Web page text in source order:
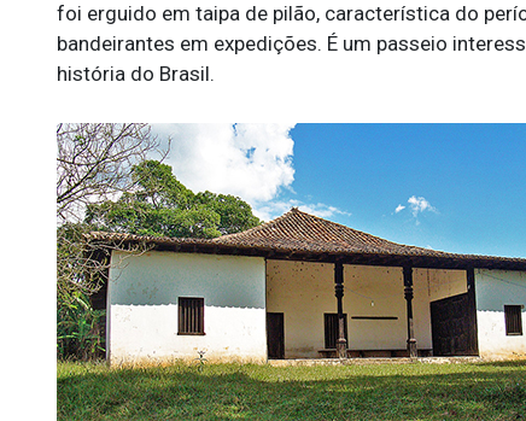
foi erguido em taipa de pilão, característica do
bandeirantes em expedições. É um passeio
história do Brasil.